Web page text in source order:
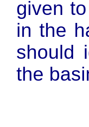
given
in the
should
the